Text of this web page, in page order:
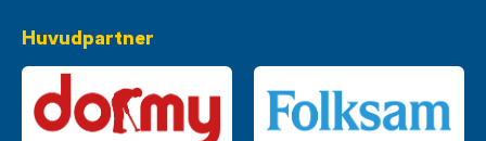
Huvudpartner